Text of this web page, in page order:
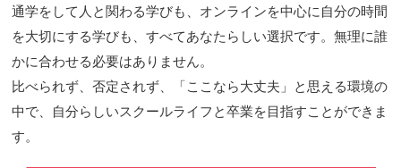
通学をして人と関わる学びも、オンラインを中心に自分の時間
を大切にする学びも、すべてあなたらしい選択です。無理に誰
かに合わせる必要はありません。
比べられず、否定されず、「ここなら大丈夫」と思える環境の
中で、自分らしいスクールライフと卒業を目指すことができま
す。